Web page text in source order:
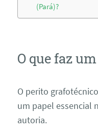
(Pará)?
O que faz
O perito
um papel essencial
autoria.